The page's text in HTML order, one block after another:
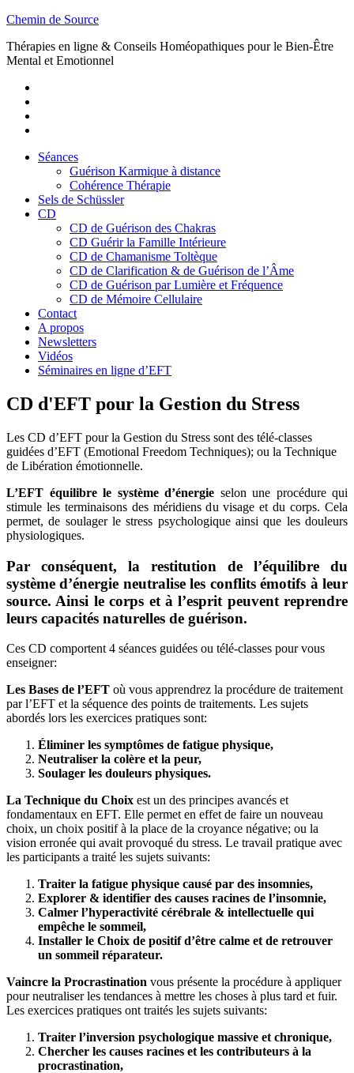
Skip
content
Chemin de Source
Thérapies en ligne & Conseils Homéopathiques pour le Bien-Être
Mental et Emotionnel
Séances
Guérison Karmique à distance
Cohérence Thérapie
Sels de Schüssler
CD
CD de Guérison des Chakras
CD Guérir la Famille Intérieure
CD de Chamanisme Toltèque
CD de Clarification & de Guérison de l’Âme
CD de Guérison par Lumière et Fréquence
CD de Mémoire Cellulaire
Contact
A propos
Newsletters
Vidéos
Séminaires en ligne d’EFT
CD d'EFT pour la Gestion du Stress
Les CD d’EFT pour la Gestion du Stress sont des télé-classes
guidées d’EFT (Emotional Freedom Techniques); ou la Technique
de Libération émotionnelle.
L’EFT équilibre le système d’énergie selon une procédure qui
stimule les terminaisons des méridiens du visage et du corps. Cela
permet, de soulager le stress psychologique ainsi que les douleurs
physiologiques.
Par conséquent, la restitution de l’équilibre du
système d’énergie neutralise les conflits émotifs à leur
source. Ainsi le corps et à l’esprit peuvent reprendre
leurs capacités naturelles de guérison.
Ces CD comportent 4 séances guidées ou télé-classes pour vous
enseigner:
Les Bases de l’EFT où vous apprendrez la procédure de traitement
par l’EFT et la séquence des points de traitements. Les sujets
abordés lors les exercices pratiques sont:
Éliminer les symptômes de fatigue physique,
Neutraliser la colère et la peur,
Soulager les douleurs physiques.
La Technique du Choix est un des principes avancés et
fondamentaux en EFT. Elle permet en effet de faire un nouveau
choix, un choix positif à la place de la croyance négative; ou la
vision erronée qui avait provoqué du stress. Le travail pratique avec
les participants a traité les sujets suivants:
Traiter la fatigue physique causé par des insomnies,
Explorer & identifier des causes racines de l’insomnie,
Calmer l’hyperactivité cérébrale & intellectuelle qui
empêche le sommeil,
Installer le Choix de positif d’être calme et de retrouver
un sommeil réparateur.
Vaincre la Procrastination vous présente la procédure à appliquer
pour neutraliser les tendances à mettre les choses à plus tard et fuir.
Les exercices pratiques ont traités les sujets suivants:
Traiter l’inversion psychologique massive et chronique,
Chercher les causes racines et les contributeurs à la
procrastination,